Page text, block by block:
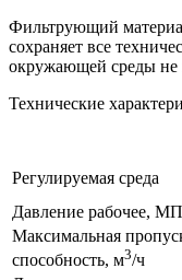
Фильтрующий
сохраняет все
окружающей среды не
Технические
Регулируемая среда
Давление рабочее,
Максимальная
способность, м3/ч